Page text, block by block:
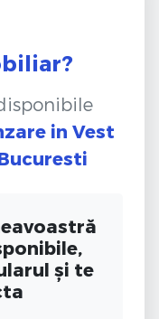
in Vest
și te